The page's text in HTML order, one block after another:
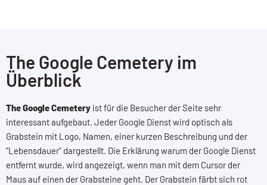
The Google Cemetery im
Überblick
The Google Cemetery ist für die Besucher der Seite sehr
interessant aufgebaut. Jeder Google Dienst wird optisch als
Grabstein mit Logo, Namen, einer kurzen Beschreibung und der
“Lebensdauer” dargestellt. Die Erklärung warum der Google Dienst
entfernt wurde, wird angezeigt, wenn man mit dem Cursor der
Maus auf einen der Grabsteine geht. Der Grabstein färbt sich rot